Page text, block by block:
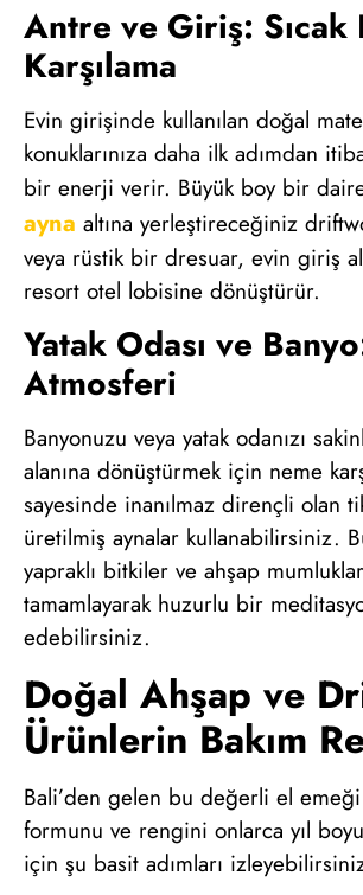
Antre ve Giriş: Sıcak
Karşılama
Evin girişinde kullanılan doğal
konuklarınıza daha ilk adımdan
bir enerji verir. Büyük boy bir
ayna altına yerleştireceğiniz
veya rüstik bir dresuar, evin giriş
resort otel lobisine dönüştürür.
Yatak Odası ve
Atmosferi
Banyonuzu veya yatak odanızı
alanına dönüştürmek için neme
sayesinde inanılmaz dirençli olan
üretilmiş aynalar kullanabilirsiniz.
yapraklı bitkiler ve ahşap
tamamlayarak huzurlu bir
edebilirsiniz.
Doğal Ahşap ve
Ürünlerin Bakım
Bali’den gelen bu değerli el emeği
formunu ve rengini onlarca yıl
için şu basit adımları